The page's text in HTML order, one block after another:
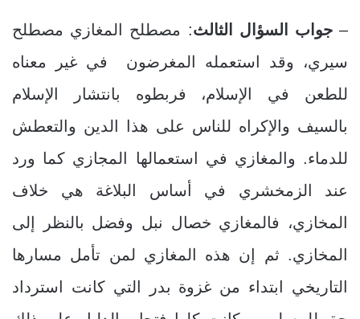
– جواب السؤال الثالث: مصطلح المغازي مصطلح
سيري، وقد استعمله المغرضون في غير معناه
للطعن في الإسلام، فربطوه بانتشار الإسلام
بالسيف والإكراه للناس على هذا الدين والتعطش
للدماء. والمغازي في استعمالها المجازي كما ورد
عند الزمخشري في أساس البلاغة هي خلاف
المخازي، فالمغازي خصال نبل وفضل بالنظر إلى
المخازي. ثم إن هذه المغازي لمن تأمل مسارها
التاريخي ابتداء من غزوة بدر التي كانت استرداد